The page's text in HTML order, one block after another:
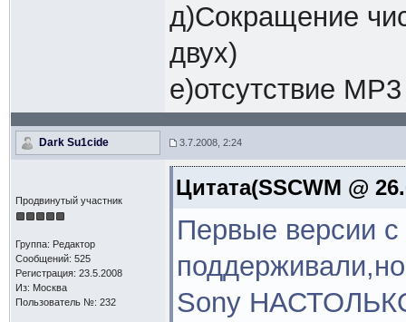
д)Сокращение
двух)
е)отсутствие
Dark Su1cide 3.7.2008, 2:24
Продвинутый участник
Группа: Редактор
Сообщений: 525
Регистрация: 23.5.2008
Из: Москва
Пользователь №: 232
Цитата(SSCWM @
Первые версии
Sony